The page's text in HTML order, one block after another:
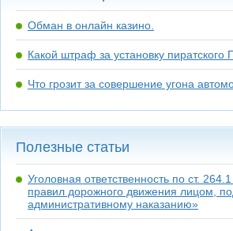
Обман в онлайн казино.
Какой штраф за установку пиратского
Что грозит за совершение угона
Полезные статьи
Уголовная ответственность по ст.
правил дорожного движения лицом,
административному наказанию»